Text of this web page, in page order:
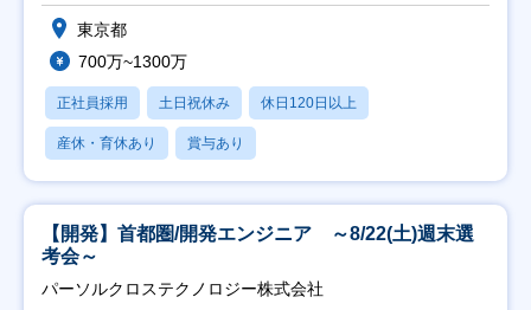
東京都
700万~1300万
正社員採用 土日祝休み 休日120日以上
産休・育休あり 賞与あり
【開発】首都圏/開発エンジニア ～8/22(土)週末選
考会～
パーソルクロステクノロジー株式会社